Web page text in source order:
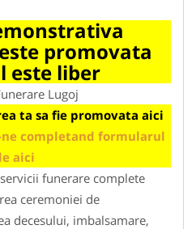
promovata
este liber
Lugoj
ta sa fie promovata aici
completand formularul
aici
funerare complete
ceremoniei de
decesului, imbalsamare,